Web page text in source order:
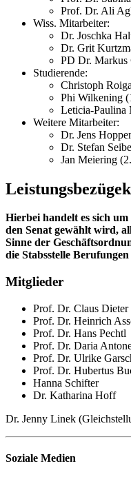
Prof. Dr. Ali
Wiss. Mitarbeiter:
Dr. Joschka
Dr. Grit
PD Dr. Markus
Studierende:
Christoph
Phi Wilkening
Leticia-Paulina
Weitere Mitarbeiter:
Dr. Jens
Dr. Stefan
Jan Meiering
Hierbei handelt es sich
den Senat gewählt wird,
Sinne der
die Stabsstelle
Mitglieder
Prof. Dr. Claus Dieter
Prof. Dr. Heinrich
Prof. Dr. Hans Pechtl
Prof. Dr. Daria
Prof. Dr. Ulrike
Prof. Dr. Hubertus
Hanna Schifter
Dr. Katharina Hoff
Dr. Jenny Linek
Soziale Medien